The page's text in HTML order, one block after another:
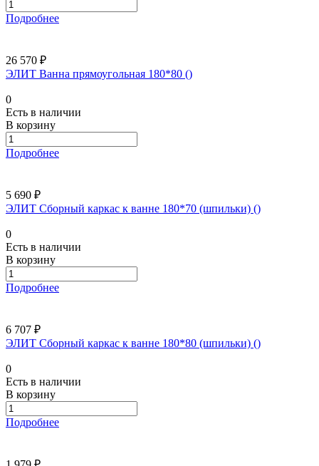
Подробнее
26 570 ₽
ЭЛИТ Ванна прямоугольная 180*80 ()
0
Есть в наличии
В корзину
Подробнее
5 690 ₽
ЭЛИТ Сборный каркас к ванне 180*70 (шпильки) ()
0
Есть в наличии
В корзину
Подробнее
6 707 ₽
ЭЛИТ Сборный каркас к ванне 180*80 (шпильки) ()
0
Есть в наличии
В корзину
Подробнее